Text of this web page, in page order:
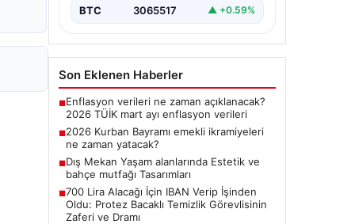
BTC 3065517 ▲ +0.59%
Son Eklenen Haberler
■Enflasyon verileri ne zaman açıklanacak?
2026 TÜİK mart ayı enflasyon verileri
■2026 Kurban Bayramı emekli ikramiyeleri
ne zaman yatacak?
■Dış Mekan Yaşam alanlarında Estetik ve
bahçe mutfağı Tasarımları
■700 Lira Alacağı İçin IBAN Verip İşinden
Oldu: Protez Bacaklı Temizlik Görevlisinin
Zaferi ve Dramı